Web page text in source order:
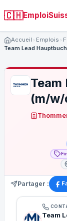
🇨🇭
Accueil Emplois
Team Lead
(m/w/
Partager :
Team